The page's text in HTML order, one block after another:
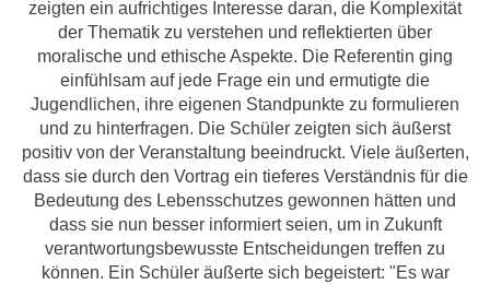
zeigten ein aufrichtiges Interesse daran, die Komplexität
der Thematik zu verstehen und reflektierten über
moralische und ethische Aspekte. Die Referentin ging
einfühlsam auf jede Frage ein und ermutigte die
Jugendlichen, ihre eigenen Standpunkte zu formulieren
und zu hinterfragen. Die Schüler zeigten sich äußerst
positiv von der Veranstaltung beeindruckt. Viele äußerten,
dass sie durch den Vortrag ein tieferes Verständnis für die
Bedeutung des Lebensschutzes gewonnen hätten und
dass sie nun besser informiert seien, um in Zukunft
verantwortungsbewusste Entscheidungen treffen zu
können. Ein Schüler äußerte sich begeistert: "Es war